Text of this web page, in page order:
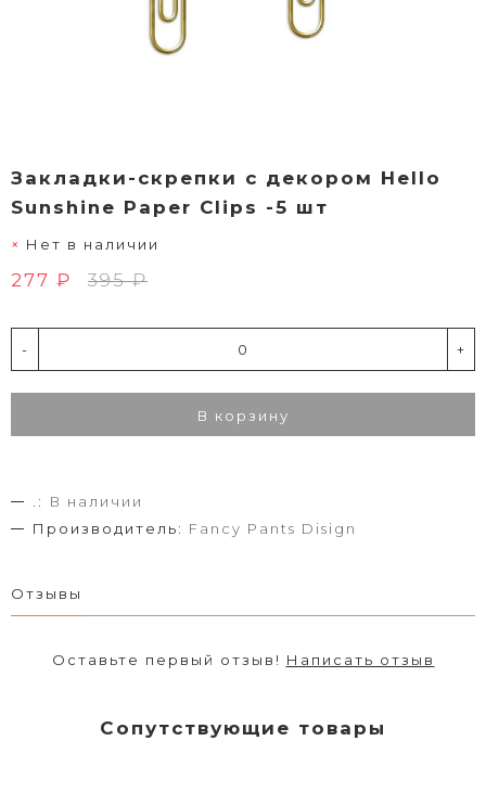
Закладки-скрепки с декором Hello
Sunshine Paper Clips -5 шт
Нет в наличии
277 ₽ 395 ₽
- +
В корзину
.:
В наличии
Производитель: Fancy Pants Disign
Отзывы
Оставьте первый отзыв! Написать отзыв
Сопутствующие товары